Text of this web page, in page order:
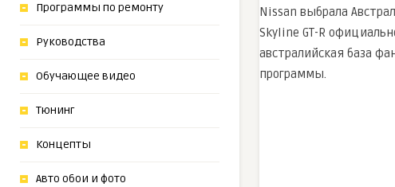
Программы по ремонту
Руководства
Обучающее видео
Тюнинг
Концепты
Авто обои и фото
Nissan выбрала
Skyline GT-R
австралийская база
программы.